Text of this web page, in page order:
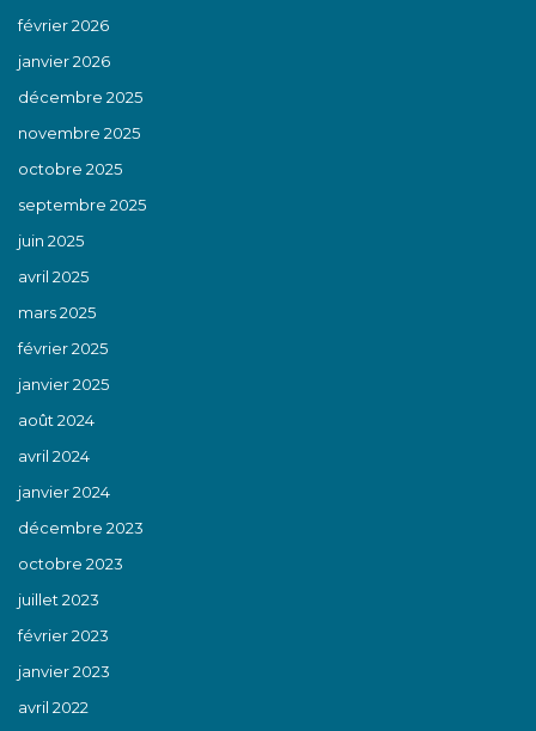
février 2026
janvier 2026
décembre 2025
novembre 2025
octobre 2025
septembre 2025
juin 2025
avril 2025
mars 2025
février 2025
janvier 2025
août 2024
avril 2024
janvier 2024
décembre 2023
octobre 2023
juillet 2023
février 2023
janvier 2023
avril 2022